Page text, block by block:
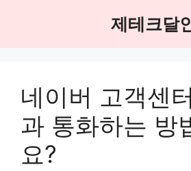
제테크달
네이버 고객센
과 통화하는 방
요?